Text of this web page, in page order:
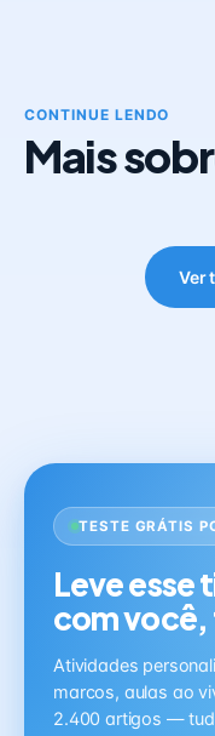
CONTINUE LENDO
Mais
Ver
TESTE GRÁTIS
Leve esse
com você,
Atividades
marcos, aulas ao
2.400 artigos —